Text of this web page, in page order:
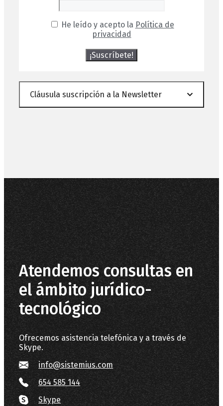
He leído y acepto la Política de
privacidad
Cláusula suscripción a la Newsletter
tratamiento: mantener una relación
comercial y responder a los mensajes
recibidos. Derechos que le asisten: acceso,
rectificación, portabilidad, supresión,
limitación y oposición. Más información del
tratamiento en la
Política de privacidad
Atendemos consultas en
el ámbito jurídico-
tecnológico
Ofrecemos asistencia telefónica y a través de
Skype.
info@sistemius.com
654 585 144
Skype